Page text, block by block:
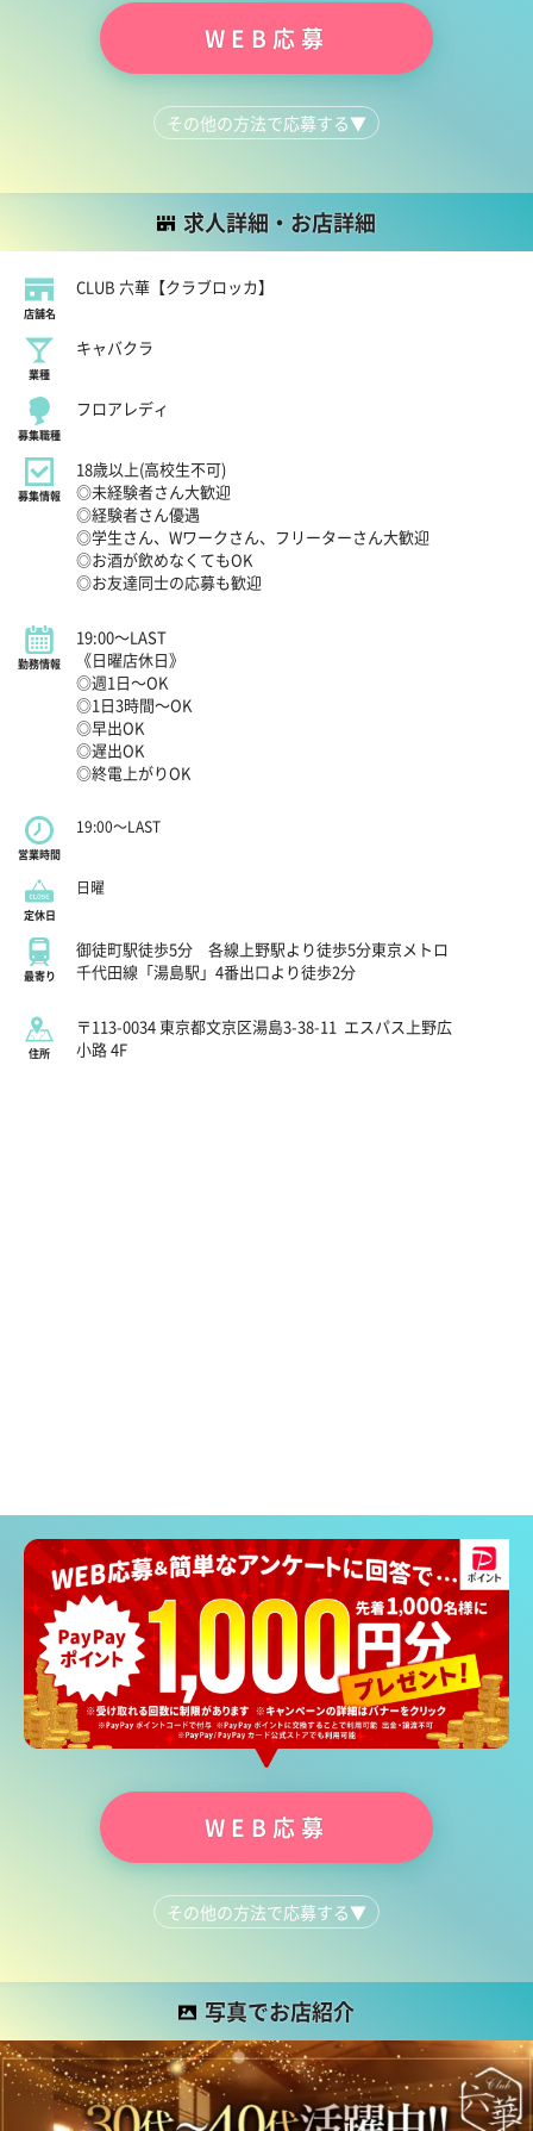
WEB応募
その他の方法で応募する▼
LINEで質問する 03-5812-4818
求人詳細・お店詳細
店舗名
CLUB 六華【クラブロッカ】
業種
キャバクラ
募集職種
フロアレディ
募集情報
18歳以上(高校生不可)
◎未経験者さん大歓迎
◎経験者さん優遇
◎学生さん、Wワークさん、フリーターさん大歓迎
◎お酒が飲めなくてもOK
◎お友達同士の応募も歓迎
勤務情報
19:00～LAST
《日曜店休日》
◎週1日～OK
◎1日3時間～OK
◎早出OK
◎遅出OK
◎終電上がりOK
営業時間
19:00～LAST
定休日
日曜
最寄り
御徒町駅徒歩5分 各線上野駅より徒歩5分東京メトロ
千代田線「湯島駅」4番出口より徒歩2分
住所
〒113-0034 東京都文京区湯島3-38-11 エスパス上野広
小路 4F
WEB応募
その他の方法で応募する▼
写真でお店紹介